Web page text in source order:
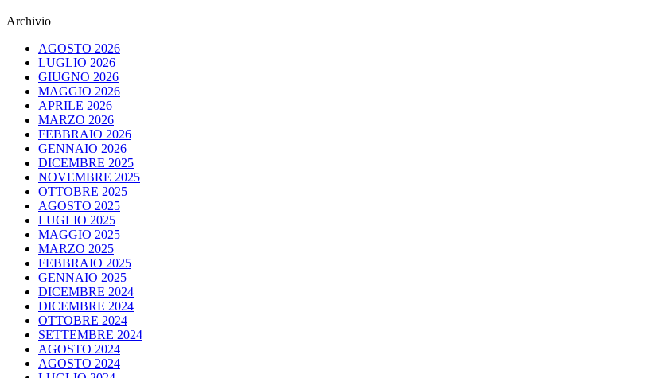
Archivio
AGOSTO 2026
LUGLIO 2026
GIUGNO 2026
MAGGIO 2026
APRILE 2026
MARZO 2026
FEBBRAIO 2026
GENNAIO 2026
DICEMBRE 2025
NOVEMBRE 2025
OTTOBRE 2025
AGOSTO 2025
LUGLIO 2025
MAGGIO 2025
MARZO 2025
FEBBRAIO 2025
GENNAIO 2025
DICEMBRE 2024
DICEMBRE 2024
OTTOBRE 2024
SETTEMBRE 2024
AGOSTO 2024
AGOSTO 2024